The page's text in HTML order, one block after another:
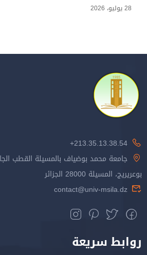
28 يوليو، 2026
213.35.13.38.54+
جامعة محمد بوضياف بالمسيلة القطب
بوعريريج، المسيلة 28000 الجزائر
contact@univ-msila.dz
روابط سريعة